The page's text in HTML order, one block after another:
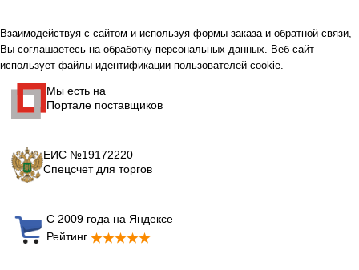
Взаимодействуя с сайтом и используя формы заказа и обратной связи,
Вы соглашаетесь на обработку персональных данных. Веб-сайт
использует файлы идентификации пользователей cookie.
Мы есть на
Портале поставщиков
ЕИС №19172220
Спецсчет для торгов
С 2009 года на Яндексе
Рейтинг